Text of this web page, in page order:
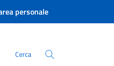
personale
Cerca